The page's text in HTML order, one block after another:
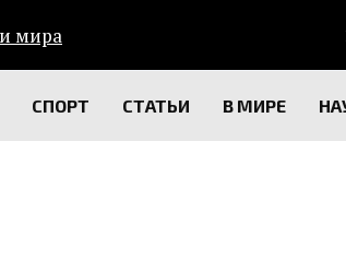
СПОРТ СТАТЬИ В МИРЕ